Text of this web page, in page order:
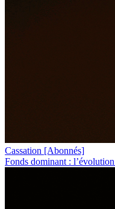
Cassation [Abonnés]
Fonds dominant :